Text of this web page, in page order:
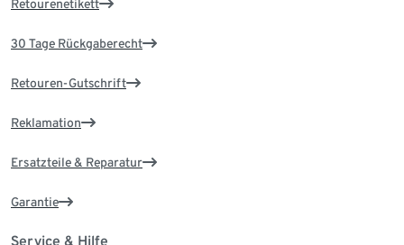
Retourenetikett
30 Tage Rückgaberecht
Retouren-Gutschrift
Reklamation
Ersatzteile & Reparatur
Garantie
Service & Hilfe